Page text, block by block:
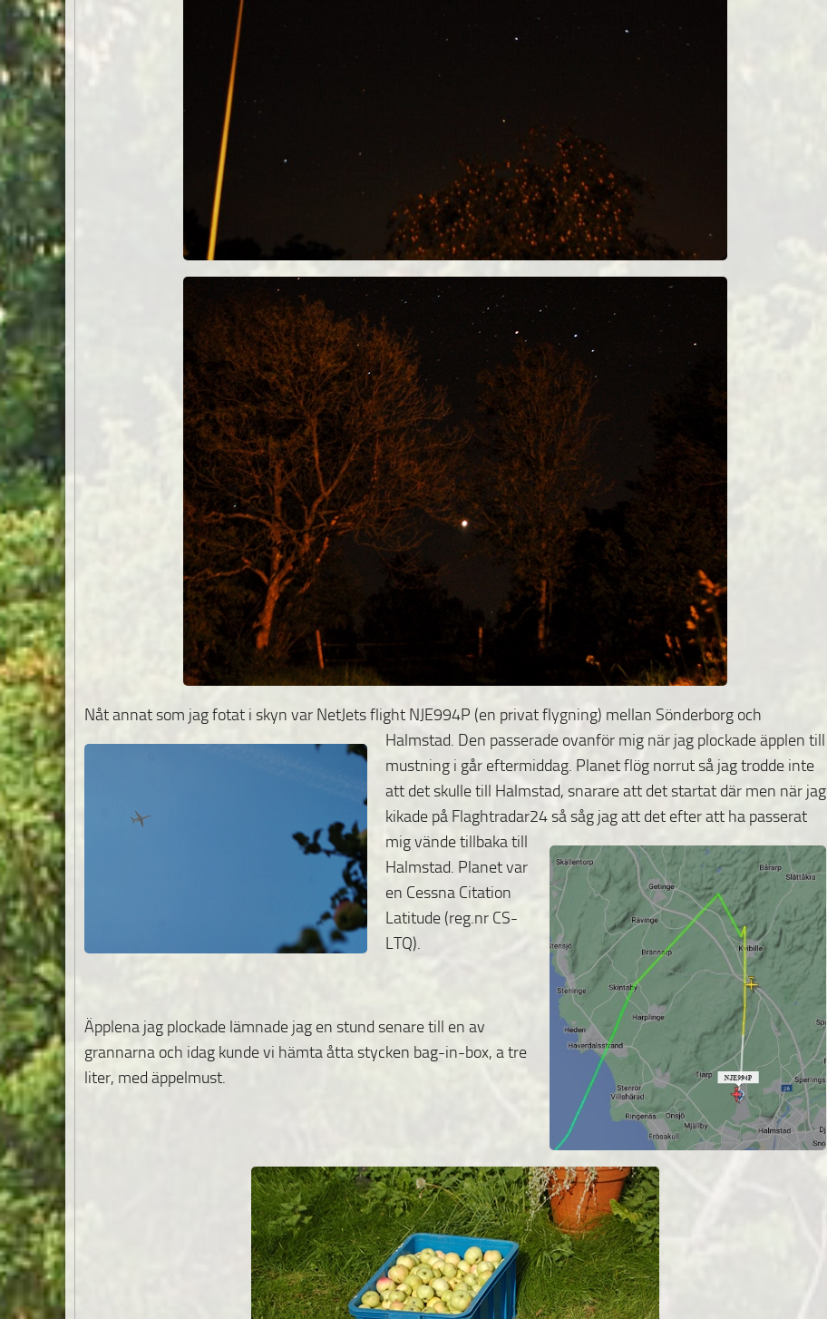
Nåt annat som jag fotat i skyn var NetJets flight NJE994P (en privat flygning) mellan Sönderborg och
Halmstad. Den passerade ovanför mig när jag plockade äpplen till
mustning i går eftermiddag. Planet flög norrut så jag trodde inte
att det skulle till Halmstad, snarare att det startat där men när jag
kikade på Flaghtradar24 så såg jag att det efter att ha passerat
mig vände tillbaka till
Halmstad. Planet var
en Cessna Citation
Latitude (reg.nr CS-
LTQ).
Äpplena jag plockade lämnade jag en stund senare till en av
grannarna och idag kunde vi hämta åtta stycken bag-in-box, a tre
liter, med äppelmust.